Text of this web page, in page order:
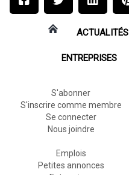
ACTUALITÉS
ENTREPRISES
S'abonner
S'inscrire comme membre
Se connecter
Nous joindre
Emplois
Petites annonces